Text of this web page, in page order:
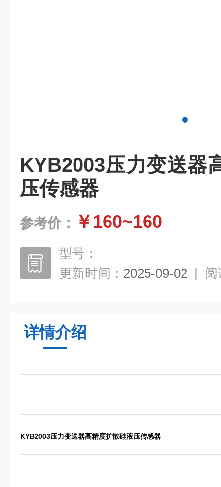
KYB2003压力变送器
压传感器
参考价： ￥160~160
型号：
更新时间： 2025-09-02 | 阅
详情介绍
KYB2003压力变送器高精度扩散硅液压传感器